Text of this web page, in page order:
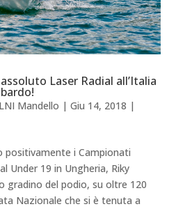
Laser Radial all’Italia
Mandello | Giu 14, 2018 |
positivamente i Campionati
Under 19 in Ungheria, Riky
gradino del podio, su oltre 120
Nazionale che si è tenuta a